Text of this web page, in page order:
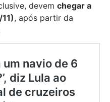
devem chegar a
, após partir da